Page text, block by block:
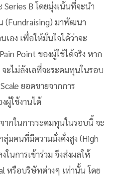
B โดยมุ่งเน้นที่จะนำ
(Fundraising) มาพัฒนา
อง เพื่อให้มั่นใจได้ว่าจะ
Point ของผู้ใช้ได้จริง หาก
ะไม่ลังเลที่จะระดมทุนในรอบ
ยอดขายจากการ
ผู้ใช้งานได้
ากในการระดมทุนในรอบนี้ จะ
มคนที่มีความมั่งคั่งสูง (High
นการเข้าร่วม จึงส่งผลให้
หรือบริษัทต่างๆ เท่านั้น โดย